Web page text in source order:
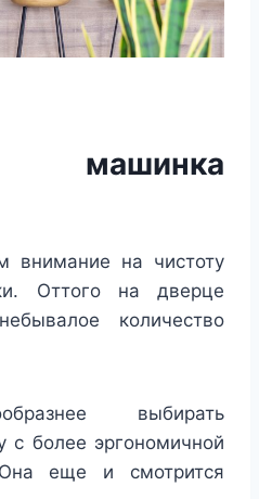
машинка
на чистоту
Оттого на дверце
количество
выбирать
с более эргономичной
еще и смотрится